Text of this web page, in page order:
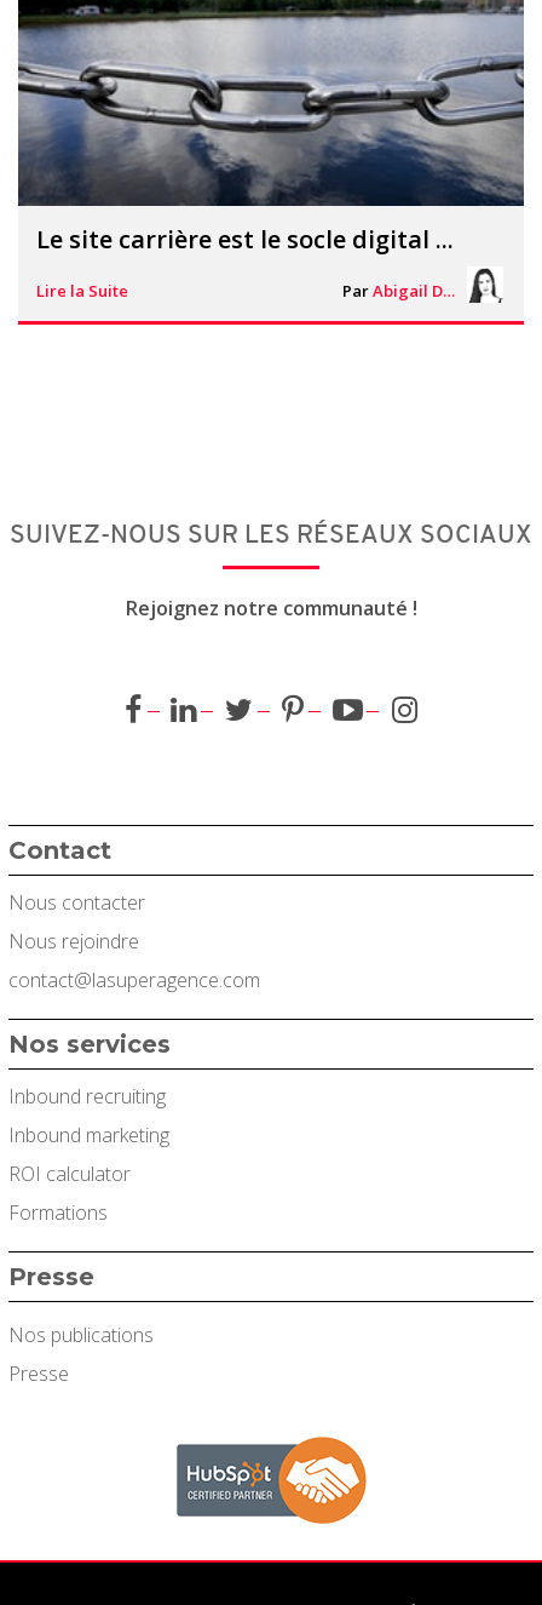
Le site carrière est le socle digital ...
Lire la Suite Par Abigail Davies
SUIVEZ-NOUS SUR LES RÉSEAUX SOCIAUX
Rejoignez notre communauté !
Contact
Nous contacter
Nous rejoindre
contact@lasuperagence.com
Nos services
Inbound recruiting
Inbound marketing
ROI calculator
Formations
Presse
Nos publications
Presse